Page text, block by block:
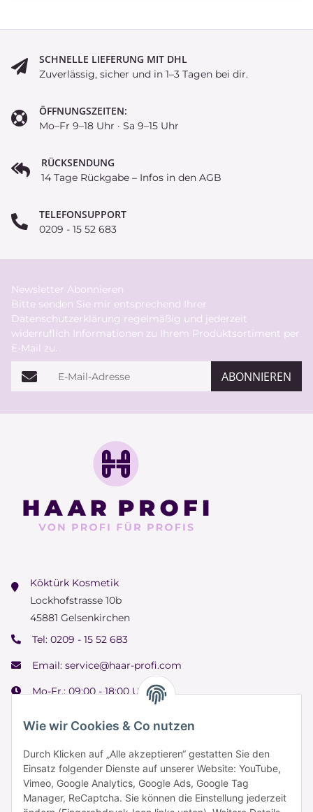
Wie wir Cookies & Co nutzen
Durch Klicken auf „Alle akzeptieren“ gestatten Sie den
Einsatz folgender Dienste auf unserer Website: YouTube,
Vimeo, Google Analytics, Google Ads, Google Tag
Manager, ReCaptcha. Sie können die Einstellung jederzeit
SCHNELLE LIEFERUNG MIT DHL
Zuverlässig, sicher und in 1–3 Tagen bei dir.
ÖFFNUNGSZEITEN:
Mo–Fr 9–18 Uhr · Sa 9–15 Uhr
RÜCKSENDUNG
14 Tage Rückgabe – Infos in den AGB
TELEFONSUPPORT
0209 - 15 52 683
Newsletter Abonnieren
Bitte senden Sie mir entsprechend Ihrer
Datenschutzerklärung regelmäßig und jederzeit
widerruflich Informationen zu Ihrem Produktsortiment per
E-Mail zu.
E-Mail-Adresse ABONNIEREN
Köktürk Kosmetik
Lockhofstrasse 10b
45881 Gelsenkirchen
Tel: 0209 - 15 52 683
Email: service@haar-profi.com
Mo-Fr.: 09:00 - 18:00 Uhr
Samstag: 09:00 - 15:00 Uhr
Informationen